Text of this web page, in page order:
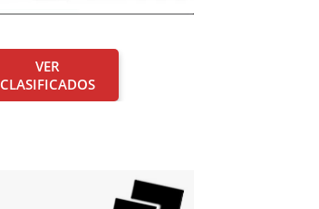
VER
CLASIFICADOS